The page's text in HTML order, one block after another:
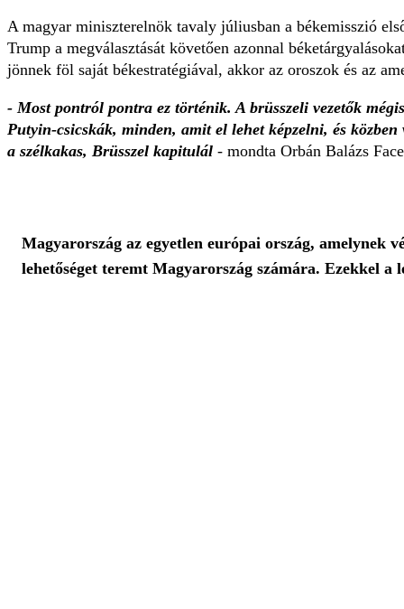
A magyar miniszterelnök tavaly júliusban a békemisszió
Trump a megválasztását követően azonnal
jönnek föl saját békestratégiával, akkor az oroszok és az
- Most pontról pontra ez történik. A brüsszeli vezetők
Putyin-csicskák, minden, amit el lehet képzelni, és
a szélkakas, Brüsszel kapitulál - mondta Orbán Balázs
Magyarország az egyetlen európai ország, amelynek
lehetőséget teremt Magyarország számára. Ezekkel